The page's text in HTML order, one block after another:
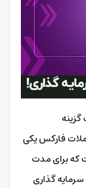
گزینه
فارکس یکی
که برای مدت
گذاری